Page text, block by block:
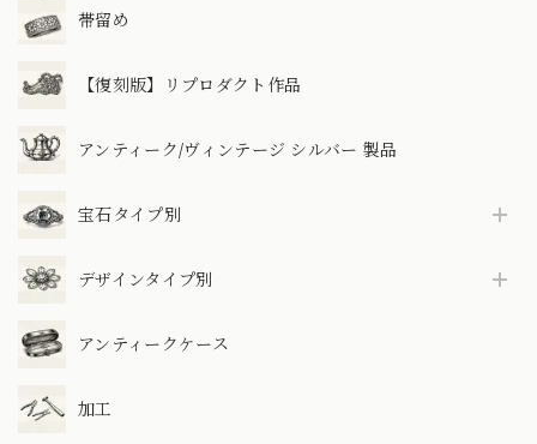
帯留め
【復刻版】リプロダクト作品
アンティーク/ヴィンテージ シルバー 製品
宝石タイプ別
デザインタイプ別
アンティークケース
加工